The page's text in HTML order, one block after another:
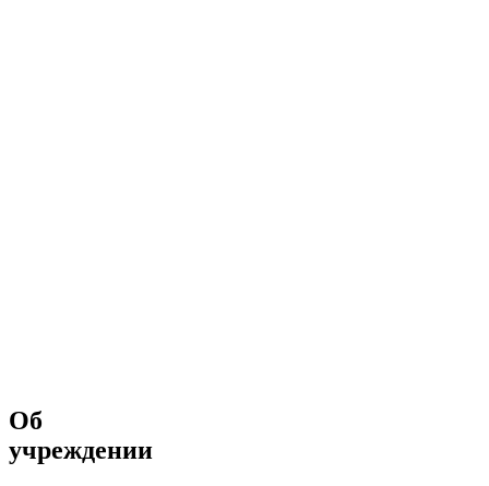
Об
учреждении